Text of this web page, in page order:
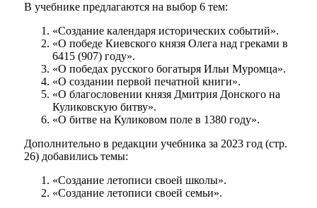
В учебнике предлагаются на выбор 6 тем:
«Создание календаря исторических событий».
«О победе Киевского князя Олега над греками в
6415 (907) году».
«О победах русского богатыря Ильи Муромца».
«О создании первой печатной книги».
«О благословении князя Дмитрия Донского на
Куликовскую битву».
«О битве на Куликовом поле в 1380 году».
Дополнительно в редакции учебника за 2023 год (стр.
26) добавились темы:
«Создание летописи своей школы».
«Создание летописи своей семьи».